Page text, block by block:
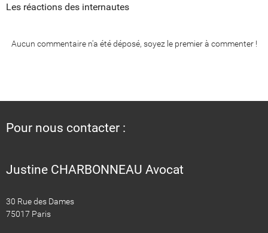
Les réactions des internautes
Aucun commentaire n'a été déposé, soyez le premier à commenter !
Pour nous contacter :
Justine CHARBONNEAU Avocat
30 Rue des Dames
75017 Paris